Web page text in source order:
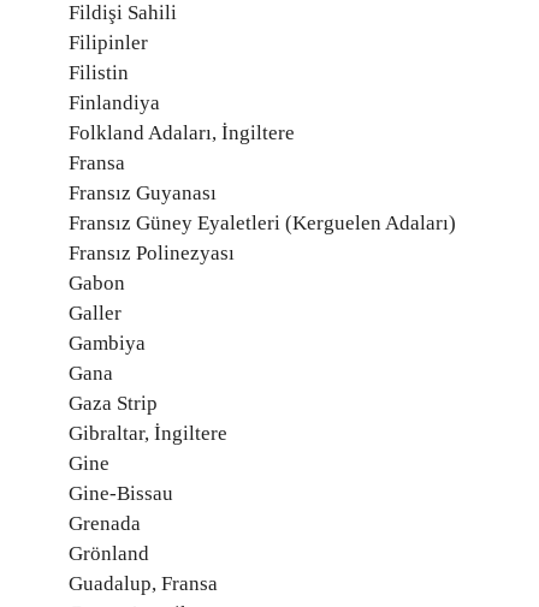
Fildişi Sahili
Filipinler
Filistin
Finlandiya
Folkland Adaları, İngiltere
Fransa
Fransız Guyanası
Fransız Güney Eyaletleri (Kerguelen Adaları)
Fransız Polinezyası
Gabon
Galler
Gambiya
Gana
Gaza Strip
Gibraltar, İngiltere
Gine
Gine-Bissau
Grenada
Grönland
Guadalup, Fransa